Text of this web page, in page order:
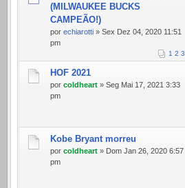
(MILWAUKEE BUCKS
CAMPEÃO!)
por echiarotti » Sex Dez 04, 2020 11:51
pm
1 2 3
HOF 2021
por coldheart » Seg Mai 17, 2021 3:33
pm
Kobe Bryant morreu
por coldheart » Dom Jan 26, 2020 6:57
pm